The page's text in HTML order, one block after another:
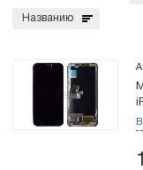
Названию